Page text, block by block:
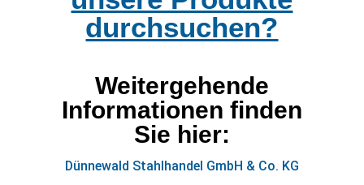
durchsuchen?
Weitergehende
Informationen finden
Sie hier:
Dünnewald Stahlhandel GmbH & Co. KG